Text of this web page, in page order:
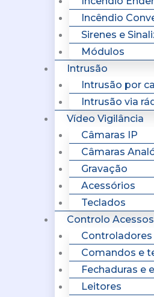
Incêndio
Sirenes e
Módulos
Intrusão
Intrusão por
Intrusão via
Vídeo Vigilância
Câmaras IP
Câmaras
Gravação
Acessórios
Teclados
Controlo Acessos
Controladores
Comandos e
Fechaduras e
Leitores